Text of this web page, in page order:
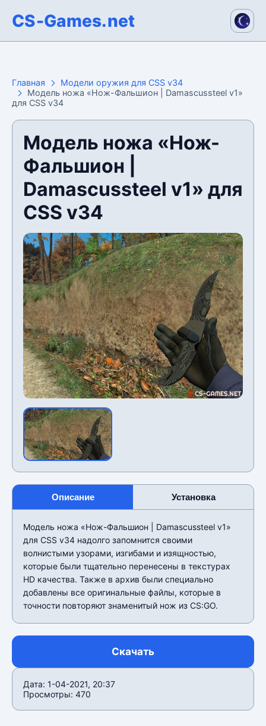
CS-Games.net
Главная
Модели оружия для CSS v34
Модель ножа «Нож-Фальшион | Damascussteel v1»
для CSS v34
Модель ножа «Нож-
Фальшион |
Damascussteel v1» для
CSS v34
Описание Установка
Модель ножа «Нож-Фальшион | Damascussteel v1»
для CSS v34 надолго запомнится своими
волнистыми узорами, изгибами и изящностью,
которые были тщательно перенесены в текстурах
HD качества. Также в архив были специально
добавлены все оригинальные файлы, которые в
точности повторяют знаменитый нож из CS:GO.
Скачать
Дата: 1-04-2021, 20:37
Просмотры: 470